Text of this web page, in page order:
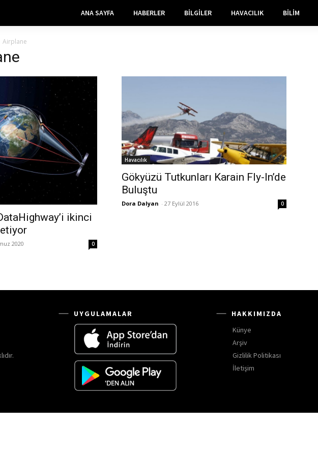
ANA SAYFA HABERLER BILGILER HAVACILIK BILIM
Airplane
ikinci
2020 0
Havacılık
Gökyüzü Tutkunları Karain Fly-In’de
Buluştu
Dora Dalyan - 27 Eylül 2016 0
UYGULAMALAR
HAKKIMIZDA
Künye
Arşiv
Gizlilik Politikası
İletişim